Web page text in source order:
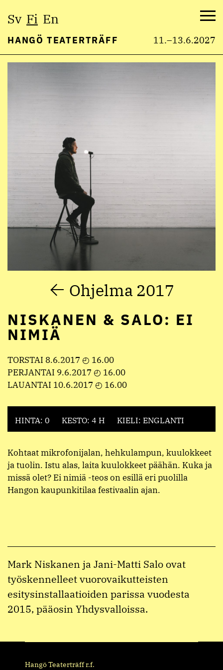
Sv Fi En
HANGÖ TEATERTRÄFF 11.–13.6.2027
Ohjelma 2017
NISKANEN & SALO: EI
NIMIÄ
TORSTAI 8.6.2017 ◴ 16.00
PERJANTAI 9.6.2017 ◴ 16.00
LAUANTAI 10.6.2017 ◴ 16.00
HINTA: 0 KESTO: 4 H KIELI: ENGLANTI
Kohtaat mikrofonijalan, hehkulampun, kuulokkeet
ja tuolin. Istu alas, laita kuulokkeet päähän. Kuka ja
missä olet? Ei nimiä -teos on esillä eri puolilla
Hangon kaupunkitilaa festivaalin ajan.
Mark Niskanen ja Jani-Matti Salo ovat
työskennelleet vuorovaikutteisten
esitysinstallaatioiden parissa vuodesta
2015, pääosin Yhdysvalloissa.
Hangö Teaterträff r.f.